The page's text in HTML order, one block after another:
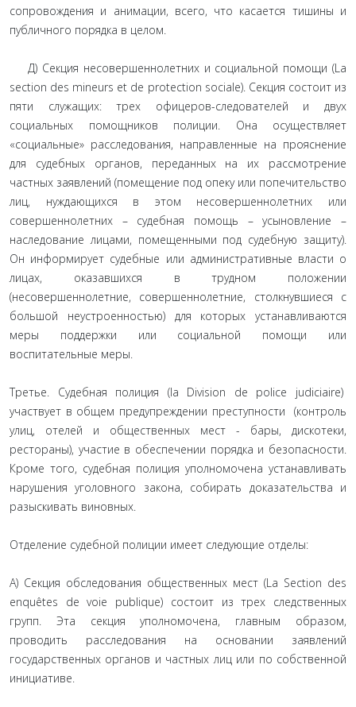
сопровождения и анимации, всего, что касается тишины и
публичного порядка в целом.
Д) Секция несовершеннолетних и социальной помощи (La
section des mineurs et de protection sociale). Секция состоит из
пяти служащих: трех офицеров-следователей и двух
социальных помощников полиции. Она осуществляет
«социальные» расследования, направленные на прояснение
для судебных органов, переданных на их рассмотрение
частных заявлений (помещение под опеку или попечительство
лиц, нуждающихся в этом несовершеннолетних или
совершеннолетних – судебная помощь – усыновление –
наследование лицами, помещенными под судебную защиту).
Он информирует судебные или административные власти о
лицах, оказавшихся в трудном положении
(несовершеннолетние, совершеннолетние, столкнувшиеся с
большой неустроенностью) для которых устанавливаются
меры поддержки или социальной помощи или
воспитательные меры.
Третье. Судебная полиция (la Division de police judiciaire)
участвует в общем предупреждении преступности (контроль
улиц, отелей и общественных мест - бары, дискотеки,
рестораны), участие в обеспечении порядка и безопасности.
Кроме того, судебная полиция уполномочена устанавливать
нарушения уголовного закона, собирать доказательства и
разыскивать виновных.
Отделение судебной полиции имеет следующие отделы:
А) Секция обследования общественных мест (La Section des
enquêtes de voie publique) состоит из трех следственных
групп. Эта секция уполномочена, главным образом,
проводить расследования на основании заявлений
государственных органов и частных лиц или по собственной
инициативе.